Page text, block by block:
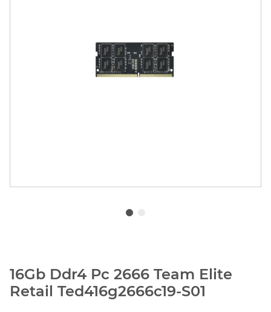
16Gb Ddr4 Pc 2666 Team Elite
Retail Ted416g2666c19-S01